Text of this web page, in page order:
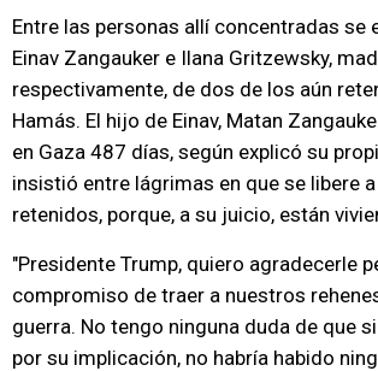
Entre las personas allí concentradas se
Einav Zangauker e Ilana Gritzewsky,
respectivamente, de dos de los aún
Hamás. El hijo de Einav, Matan
en Gaza 487 días, según explicó su
insistió entre lágrimas en que se libere
retenidos, porque, a su juicio, están
"Presidente Trump, quiero agradecerle
compromiso de traer a nuestros
guerra. No tengo ninguna duda de que
por su implicación, no habría habido